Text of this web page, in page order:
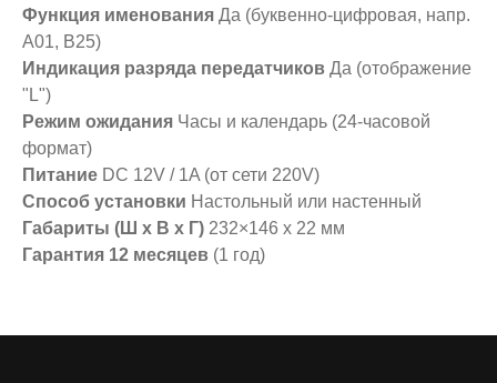
Функция именования Да (буквенно-цифровая, напр.
A01, B25)
Индикация разряда передатчиков Да (отображение
"L")
Режим ожидания Часы и календарь (24-часовой
формат)
Питание DC 12V / 1A (от сети 220V)
Способ установки Настольный или настенный
Габариты (Ш x В x Г) 232×146 x 22 мм
Гарантия 12 месяцев (1 год)